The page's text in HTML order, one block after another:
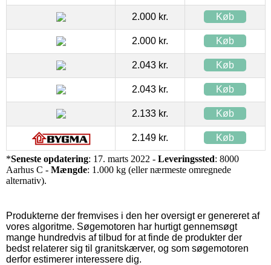
2.000 kr. Køb
2.000 kr. Køb
2.043 kr. Køb
2.043 kr. Køb
2.133 kr. Køb
2.149 kr. Køb
*Seneste opdatering: 17. marts 2022 - Leveringssted: 8000
Aarhus C - Mængde: 1.000 kg (eller nærmeste omregnede
alternativ).
Produkterne der fremvises i den her oversigt er genereret af
vores algoritme. Søgemotoren har hurtigt gennemsøgt
mange hundredvis af tilbud for at finde de produkter der
bedst relaterer sig til granitskærver, og som søgemotoren
derfor estimerer interessere dig.